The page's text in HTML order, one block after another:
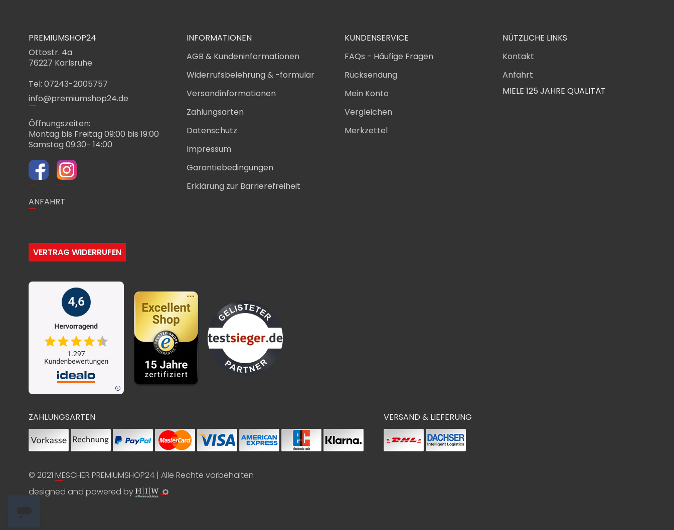
PREMIUMSHOP24
Ottostr. 4a
76227 Karlsruhe
Tel: 07243-2005757
info@premiumshop24.de
Öffnungszeiten:
Montag bis Freitag 09:00 bis 19:00
Samstag 09:30- 14:00
ANFAHRT
INFORMATIONEN
AGB & Kundeninformationen
Widerrufsbelehrung & -formular
Versandinformationen
Zahlungsarten
Datenschutz
Impressum
Garantiebedingungen
Erklärung zur Barrierefreiheit
KUNDENSERVICE
FAQs - Häufige Fragen
Rücksendung
Mein Konto
Vergleichen
Merkzettel
NÜTZLICHE LINKS
Kontakt
Anfahrt
MIELE 125 JAHRE QUALITÄT
VERTRAG WIDERRUFEN
ZAHLUNGSARTEN VERSAND & LIEFERUNG
© 2021 MESCHER PREMIUMSHOP24 | Alle Rechte vorbehalten
designed and powered by